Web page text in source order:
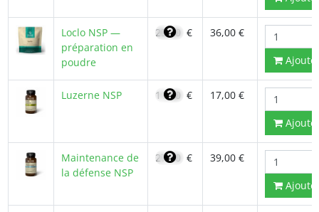
Loclo NSP —
préparation en
poudre
25,90 € 36,00 €
Luzerne NSP 11,80 € 17,00 €
Maintenance de
la défense NSP
27,70 € 39,00 €